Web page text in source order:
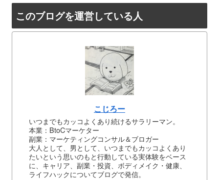
このブログを運営している人
こじろー
いつまでもカッコよくあり続けるサラリーマン。
本業：BtoCマーケター
副業：マーケティングコンサル＆ブロガー
大人として、男として、いつまでもカッコよくあり
たいという思いのもと行動している実体験をベース
に、キャリア、副業・投資、ボディメイク・健康、
ライフハックについてブログで発信。